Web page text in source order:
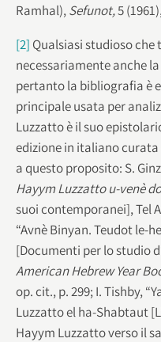
Ramhal),Sefunot,5
[2] Qualsiasi studioso
necessariamente anche
pertanto la bibliografia è
principale usata per
Luzzatto è il suo
edizione in italiano
a questo proposito: S.
Hayym Luzzatto u-venè
suoi contemporanei], Tel
“Avnè Binyan. Teudot le-
[Documenti per lo studio
American Hebrew Year
op. cit., p. 299; I. Tishby,
Luzzatto el ha-Shabtaut
Hayym Luzzatto verso il